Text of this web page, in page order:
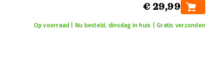
€ 29,99
Op voorraad | Nu besteld, dinsdag in huis | Gratis verzonden